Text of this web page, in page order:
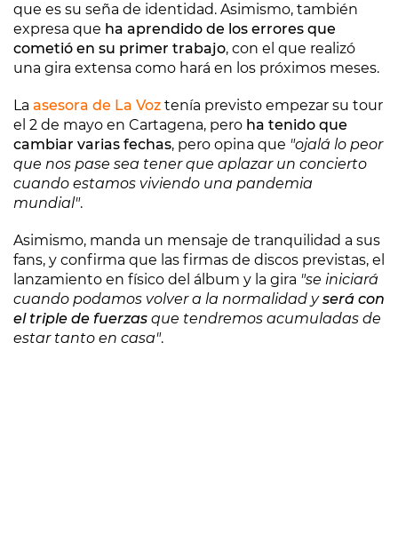
que es su seña de identidad. Asimismo, también
expresa que ha aprendido de los errores que
cometió en su primer trabajo, con el que realizó
una gira extensa como hará en los próximos meses.
La asesora de La Voz tenía previsto empezar su tour
el 2 de mayo en Cartagena, pero ha tenido que
cambiar varias fechas, pero opina que "ojalá lo peor
que nos pase sea tener que aplazar un concierto
cuando estamos viviendo una pandemia
mundial".
Asimismo, manda un mensaje de tranquilidad a sus
fans, y confirma que las firmas de discos previstas, el
lanzamiento en físico del álbum y la gira "se iniciará
cuando podamos volver a la normalidad yserá con
el triple de fuerzas que tendremos acumuladas de
estar tanto en casa".